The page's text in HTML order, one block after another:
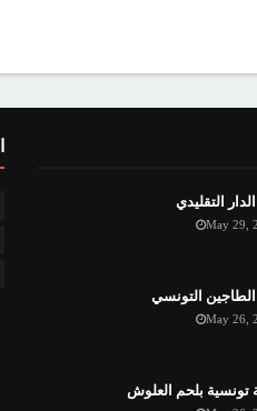
التقليدي
May 29,
التونسي
May 26,
تونسية بلحم العلوش